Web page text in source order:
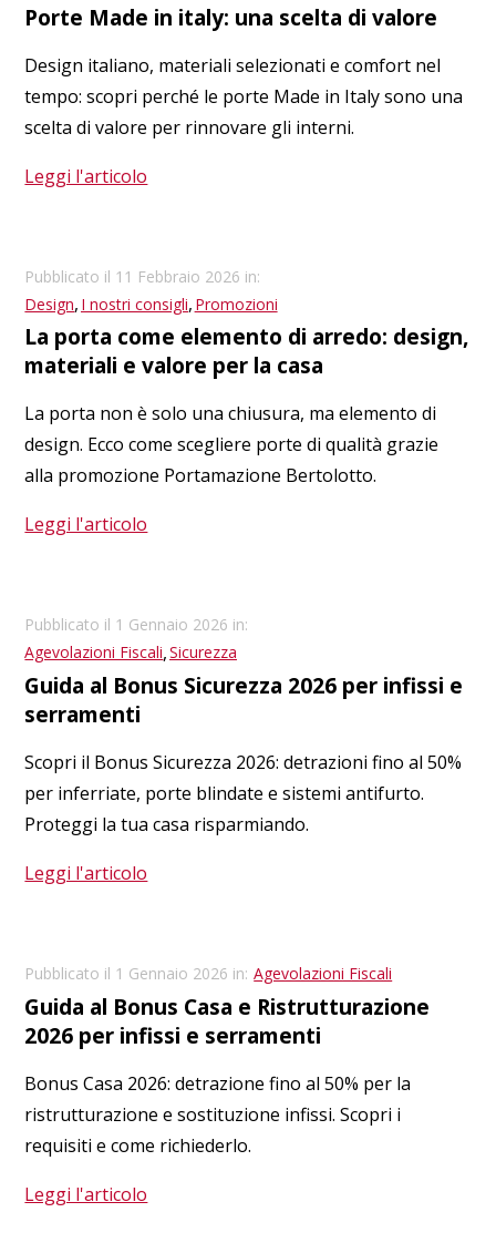
Porte Made in italy: una scelta di valore
Design italiano, materiali selezionati e comfort nel
tempo: scopri perché le porte Made in Italy sono una
scelta di valore per rinnovare gli interni.
Leggi l'articolo
Pubblicato il 11 Febbraio 2026 in:
Design, I nostri consigli, Promozioni
La porta come elemento di arredo: design,
materiali e valore per la casa
La porta non è solo una chiusura, ma elemento di
design. Ecco come scegliere porte di qualità grazie
alla promozione Portamazione Bertolotto.
Leggi l'articolo
Pubblicato il 1 Gennaio 2026 in:
Agevolazioni Fiscali,Sicurezza
Guida al Bonus Sicurezza 2026 per infissi e
serramenti
Scopri il Bonus Sicurezza 2026: detrazioni fino al 50%
per inferriate, porte blindate e sistemi antifurto.
Proteggi la tua casa risparmiando.
Leggi l'articolo
Pubblicato il 1 Gennaio 2026 in: Agevolazioni Fiscali
Guida al Bonus Casa e Ristrutturazione
2026 per infissi e serramenti
Bonus Casa 2026: detrazione fino al 50% per la
ristrutturazione e sostituzione infissi. Scopri i
requisiti e come richiederlo.
Leggi l'articolo